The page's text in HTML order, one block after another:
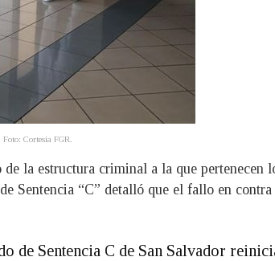
Cortesía FGR.
la estructura criminal a la que pertenecen
Sentencia “C” detalló que el fallo en
de Sentencia C de San Salvador